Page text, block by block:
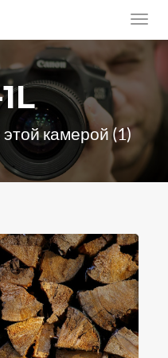
камерой (1)